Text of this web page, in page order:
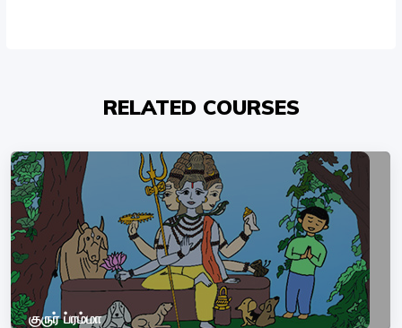
RELATED COURSES
குருர் ப்ரம்மா